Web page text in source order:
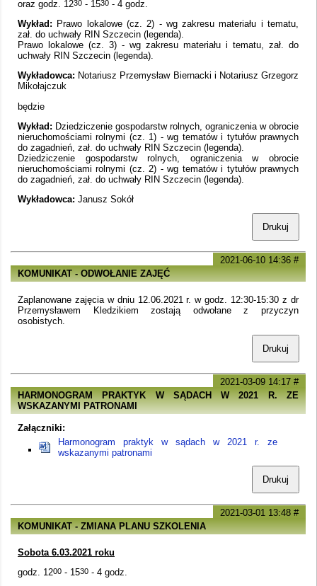
oraz godz. 1230 - 1530 - 4 godz.
Wykład: Prawo lokalowe (cz. 2) - wg zakresu materiału i tematu,
zał. do uchwały RIN Szczecin (legenda).
Prawo lokalowe (cz. 3) - wg zakresu materiału i tematu, zał. do
uchwały RIN Szczecin (legenda).
Wykładowca: Notariusz Przemysław Biernacki i Notariusz Grzegorz
Mikołajczuk
będzie
Wykład: Dziedziczenie gospodarstw rolnych, ograniczenia w obrocie
nieruchomościami rolnymi (cz. 1) - wg tematów i tytułów prawnych
do zagadnień, zał. do uchwały RIN Szczecin (legenda).
Dziedziczenie gospodarstw rolnych, ograniczenia w obrocie
nieruchomościami rolnymi (cz. 2) - wg tematów i tytułów prawnych
do zagadnień, zał. do uchwały RIN Szczecin (legenda).
Wykładowca: Janusz Sokół
Drukuj
2021-06-10 14:36 #
KOMUNIKAT - ODWOŁANIE ZAJĘĆ
Zaplanowane zajęcia w dniu 12.06.2021 r. w godz. 12:30-15:30 z dr
Przemysławem Kledzikiem zostają odwołane z przyczyn
osobistych.
Drukuj
2021-03-09 14:17 #
HARMONOGRAM PRAKTYK W SĄDACH W 2021 R. ZE
WSKAZANYMI PATRONAMI
Załączniki:
Harmonogram praktyk w sądach w 2021 r. ze
wskazanymi patronami
Drukuj
2021-03-01 13:48 #
KOMUNIKAT - ZMIANA PLANU SZKOLENIA
Sobota 6.03.2021 roku
godz. 1200 - 1530 - 4 godz.